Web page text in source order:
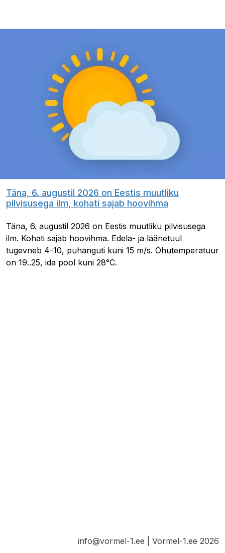
Täna, 6. augustil 2026 on Eestis muutliku
pilvisusega ilm, kohati sajab hoovihma
Täna, 6. augustil 2026 on Eestis muutliku pilvisusega
ilm. Kohati sajab hoovihma. Edela- ja läänetuul
tugevneb 4-10, puhanguti kuni 15 m/s. Õhutemperatuur
on 19..25, ida pool kuni 28°C.
info@vormel-1.ee | Vormel-1.ee 2026